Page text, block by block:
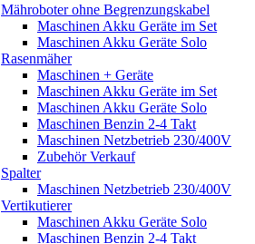
Mähroboter ohne Begrenzungskabel
Maschinen Akku Geräte im Set
Maschinen Akku Geräte Solo
Rasenmäher
Maschinen + Geräte
Maschinen Akku Geräte im Set
Maschinen Akku Geräte Solo
Maschinen Benzin 2-4 Takt
Maschinen Netzbetrieb 230/400V
Zubehör Verkauf
Spalter
Maschinen Netzbetrieb 230/400V
Vertikutierer
Maschinen Akku Geräte Solo
Maschinen Benzin 2-4 Takt